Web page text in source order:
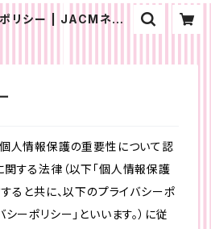
リシー | JACMネット
個人情報保護の重要性について認
する法律（以下「個人情報保護
すると共に、以下のプライバシーポ
シーポリシー」といいます。）に従